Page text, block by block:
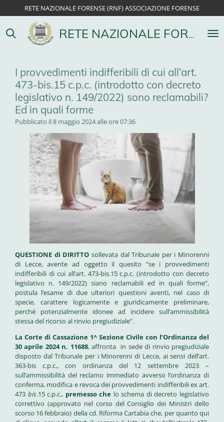
contenuto
principale
RETE NAZIONALE FORENSE
RETE NAZIONALE FORENSE (RNF) ASSOCIAZIONE FORENSE
I provvedimenti indifferibili di cui all’art.
473-bis.15 c.p.c. (introdotto con decreto
legislativo n. 149/2022) sono reclamabili?
Ed in quali forme
Pubblicato il 8 maggio 2024 alle ore 07:36
QUESTIONE di DIRITTO sollevata dal Tribunale per i Minorenni
di Lecce, avente ad oggetto il quesito “se i provvedimenti
indifferibili di cui all’art. 473-bis.15 c.p.c. (introdotto con decreto
legislativo n. 149/2022) siano reclamabili ed in quali forme”,
postula l’esame di due ulteriori questioni aventi, nel caso di
specie, carattere logicamente e giuridicamente preliminare,
perché potenzialmente idonee ad incidere sull’ammissibilità
stessa del ricorso al rinvio pregiudiziale”.
La Corte di Cassazione 1^ Sezione Civile con l’Ordinanza del
30 aprile 2024 n. 11688, affronta in sede di rinvio pregiudiziale
disposto dal Tribunale per i Minorenni di Lecce, ai sensi dell’art.
363-bis c.p.c., con ordinanza del 12 settembre 2023 –
sull’ammissibilità del reclamo immediato avverso l’ordinanza di
conferma, modifica e revoca dei provvedimenti indifferibili ex art.
473 bis.15 c.p.c., premesso che lo schema di decreto legislativo
correttivo (approvato nel corso del Consiglio dei Ministri dello
scorso 16 febbraio) della cd. Riforma Cartabia che, per quanto qui